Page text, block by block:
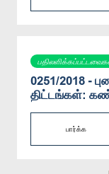
0251/2018 -
திட்டங்கள்:
பார்க்க